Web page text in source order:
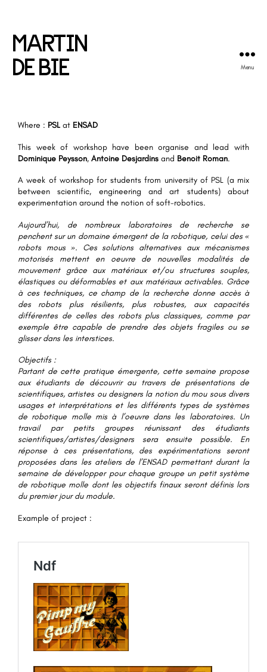
MARTIN
DE BIE
Menu
Where : PSL at ENSAD
This week of workshop have been organise and lead with
Dominique Peysson, Antoine Desjardins and Benoit Roman.
A week of workshop for students from university of PSL (a mix
between scientific, engineering and art students) about
experimentation around the notion of soft-robotics.
Aujourd’hui, de nombreux laboratoires de recherche se
penchent sur un domaine émergent de la robotique, celui des «
robots mous ». Ces solutions alternatives aux mécanismes
motorisés mettent en oeuvre de nouvelles modalités de
mouvement grâce aux matériaux et/ou structures souples,
élastiques ou déformables et aux matériaux activables. Grâce
à ces techniques, ce champ de la recherche donne accès à
des robots plus résilients, plus robustes, aux capacités
différentes de celles des robots plus classiques, comme par
exemple être capable de prendre des objets fragiles ou se
glisser dans les interstices.
Objectifs :
Partant de cette pratique émergente, cette semaine propose
aux étudiants de découvrir au travers de présentations de
scientifiques, artistes ou designers la notion du mou sous divers
usages et interprétations et les différents types de systèmes
de robotique molle mis à l’oeuvre dans les laboratoires. Un
travail par petits groupes réunissant des étudiants
scientifiques/artistes/designers sera ensuite possible. En
réponse à ces présentations, des expérimentations seront
proposées dans les ateliers de l’ENSAD permettant durant la
semaine de développer pour chaque groupe un petit système
de robotique molle dont les objectifs finaux seront définis lors
du premier jour du module.
Example of project :